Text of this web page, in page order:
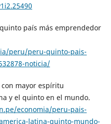
país más emprendedor
peru/peru-quinto-pais-
noticia/
con mayor espíritu
y el quinto en el mundo.
economia/peru-pais-
latina-quinto-mundo-